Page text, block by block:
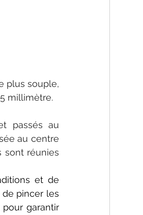
plus souple,
millimètre.
passés au
au centre
sont réunies
et de
pincer les
garantir